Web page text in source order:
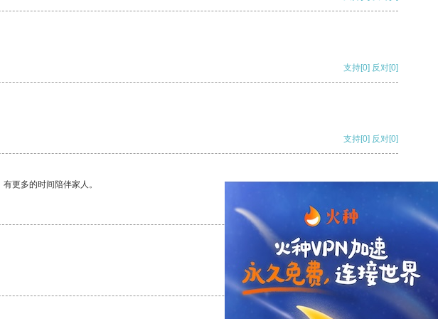
支持[0] 反对[0]
支持[0] 反对[0]
更多的时间陪伴家人。
支持
支持[0] 反对[0]